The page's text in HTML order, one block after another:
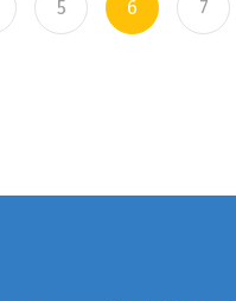
5 6 7